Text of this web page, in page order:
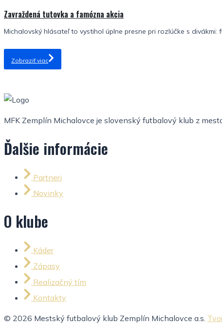
Zavraždená tutovka a famózna akcia
Michalovský hlásateľ to vystihol úplne presne pri rozlúčke s divákmi:
Zobraziť viac
MFK Zemplín Michalovce je slovenský futbalový klub z
Ďalšie informácie
Partneri
Novinky
O klube
Káder
Zápasy
Realizačný tím
Kontakty
© 2026 Mestský futbalový klub Zemplín Michalovce a.s.